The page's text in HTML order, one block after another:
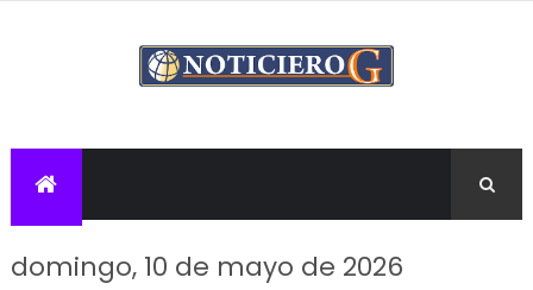
domingo, 10 de mayo de 2026